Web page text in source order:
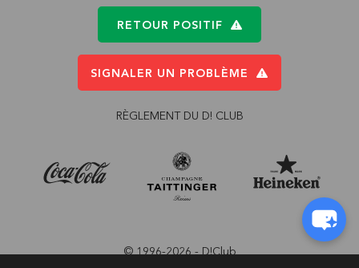
RETOUR POSITIF
SIGNALER UN PROBLÈME
RÈGLEMENT DU D! CLUB
© 1996-2026 - D!Club